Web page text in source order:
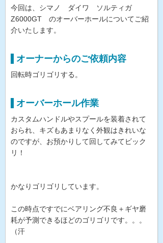
今回は、シマノ ダイワ ソルティガ
Z6000GT のオーバーホールについてご紹
介いたします。
オーナーからのご依頼内容
回転時ゴリゴリする。
オーバーホール作業
カスタムハンドルやスプールを装着されて
おられ、キズもあまりなく外観はきれいな
のですが、お預かりして回してみてビック
リ！
かなりゴリゴリしています。
この時点ですでにベアリング不良＋ギヤ磨
耗が予測できるほどのゴリゴリです。。。
（汗